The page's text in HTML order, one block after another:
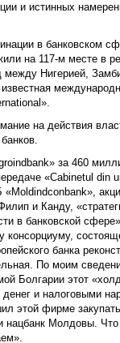
и истинных
в банковском
на 117-м месте в
между Нигерией,
на действия
за 460
«Cabinetul din
и Канду,
в банковской
банка
По моим
Болгарии этот
и налоговыми
этой фирме закупать
нацбанк Молдовы. Что